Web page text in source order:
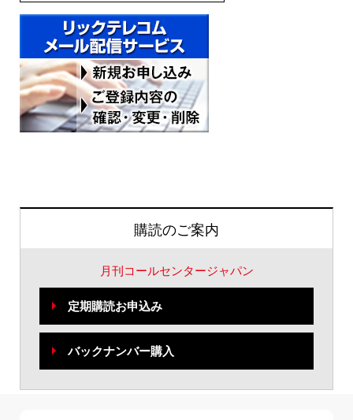
購読のご案内
月刊コールセンタージャパン
定期購読お申込み
バックナンバー購入